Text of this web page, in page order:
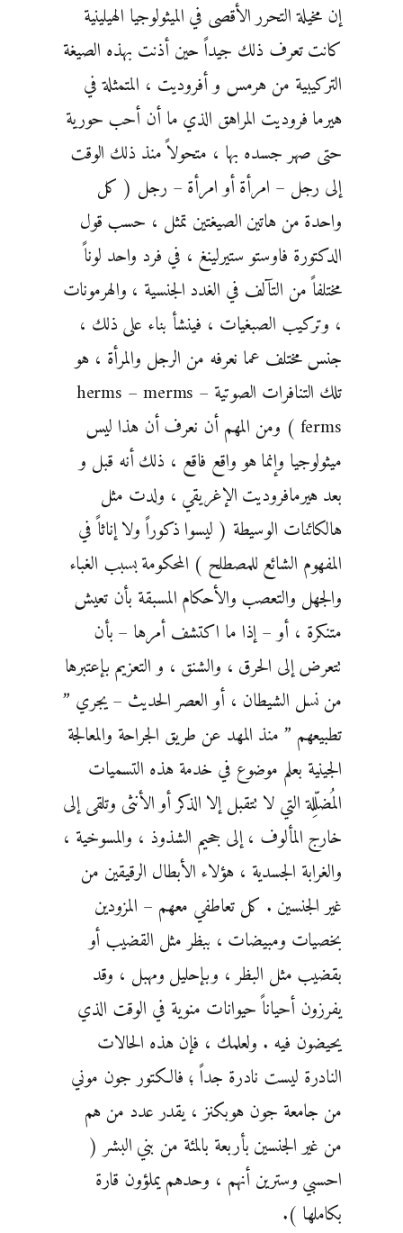
إن مخيلة التحرر الأقصى في الميثولوجيا الهيلينية
كانت تعرف ذلك جيداً حين أذنت بهذه الصيغة
التركيبية من هرمس و أفروديت ، المتمثلة في
هيرما فروديت المراهق الذي ما أن أحب حورية
حتى صهر جسده بها ، متحولاً منذ ذلك الوقت
إلى رجل – امرأة أو امرأة – رجل ( كل
واحدة من هاتين الصيغتين تمثل ، حسب قول
الدكتورة فاوستو ستيرلينغ ، في فرد واحد لوناً
مختلفاً من التآلف في الغدد الجنسية ، والهرمونات
، وتركيب الصبغيات ، فينشأ بناء على ذلك ،
جنس مختلف عما نعرفه من الرجل والمرأة ، هو
تلك التنافرات الصوتية herms – merms –
ferms ) ومن المهم أن نعرف أن هذا ليس
ميثولوجيا وإنما هو واقع فاقع ، ذلك أنه قبل و
بعد هيرمافروديت الإغريقي ، ولدت مثل
هالكائنات الوسيطة ( ليسوا ذكوراً ولا إناثاً في
المفهوم الشائع للمصطلح ) المحكومة بسبب الغباء
والجهل والتعصب والأحكام المسبقة بأن تعيش
متنكرة ، أو – إذا ما اكتشف أمرها – بأن
تتعرض إلى الحرق ، والشنق ، و التعزيم بإعتبرها
من نسل الشيطان ، أو العصر الحديث – يجري ”
تطبيعهم ” منذ المهد عن طريق الجراحة والمعالجة
الجينية بعلم موضوع في خدمة هذه التسميات
المُضلِّلة التي لا تتقبل إلا الذكر أو الأنثى وتلقى إلى
خارج المألوف ، إلى جحيم الشذوذ ، والمسوخية ،
والغرابة الجسدية ، هؤلاء الأبطال الرقيقين من
غير الجنسين . كل تعاطفي معهم – المزودين
بخصيات ومبيضات ، ببظر مثل القضيب أو
بقضيب مثل البظر ، وبإحليل ومهبل ، وقد
يفرزون أحياناً حيوانات منوية في الوقت الذي
يحيضون فيه . ولعلمك ، فإن هذه الحالات
النادرة ليست نادرة جداً ؛ فالكتور جون موني
من جامعة جون هوبكنز ، يقدر عدد من هم
من غير الجنسين بأربعة بالمئة من بني البشر (
احسبي وسترين أنهم ، وحدهم يملؤون قارة
بكاملها ).